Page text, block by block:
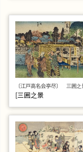
〔江戸高名会亭尽〕 三囲之
[三囲之景